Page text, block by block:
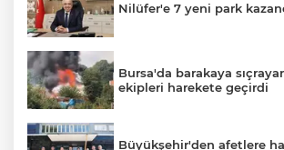
Nilüfer'e 7 yeni park
Bursa'da barakaya
ekipleri harekete geçirdi
Büyükşehir'den afetlere